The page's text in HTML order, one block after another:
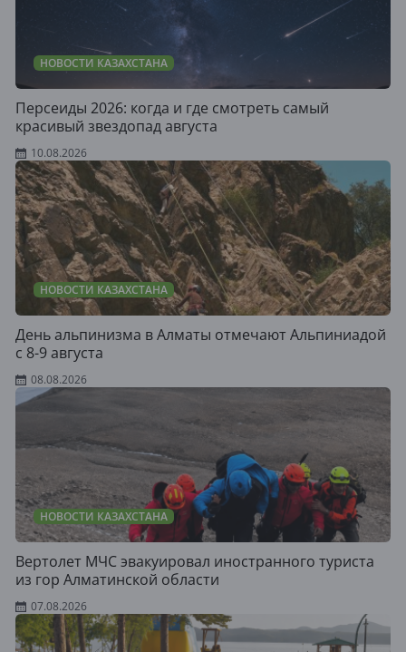
НОВОСТИ КАЗАХСТАНА
Персеиды 2026: когда и где смотреть самый
красивый звездопад августа
10.08.2026
НОВОСТИ КАЗАХСТАНА
День альпинизма в Алматы отмечают Альпиниадой
с 8-9 августа
08.08.2026
НОВОСТИ КАЗАХСТАНА
Вертолет МЧС эвакуировал иностранного туриста
из гор Алматинской области
07.08.2026